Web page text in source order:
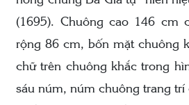
(1695). Chuông cao 146 cm
rộng 86 cm, bốn mặt chuông
chữ trên chuông khắc trong
sáu núm, núm chuông trang trí